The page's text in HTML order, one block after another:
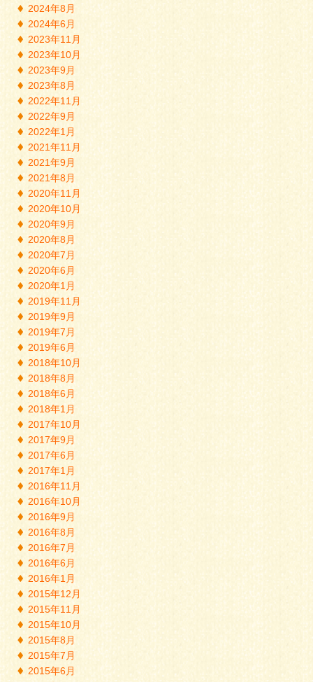
2024年8月
2024年6月
2023年11月
2023年10月
2023年9月
2023年8月
2022年11月
2022年9月
2022年1月
2021年11月
2021年9月
2021年8月
2020年11月
2020年10月
2020年9月
2020年8月
2020年7月
2020年6月
2020年1月
2019年11月
2019年9月
2019年7月
2019年6月
2018年10月
2018年8月
2018年6月
2018年1月
2017年10月
2017年9月
2017年6月
2017年1月
2016年11月
2016年10月
2016年9月
2016年8月
2016年7月
2016年6月
2016年1月
2015年12月
2015年11月
2015年10月
2015年8月
2015年7月
2015年6月